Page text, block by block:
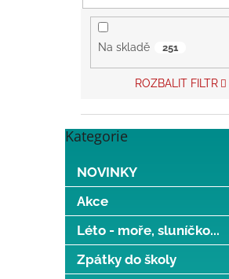
l
Na skladě 251
ROZBALIT FILTR
Přeskočit
Kategorie
NOVINKY
Akce
Léto - moře, sluníčko...
Zpátky do školy